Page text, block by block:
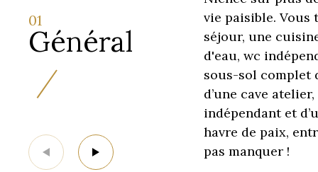
01
Général
vie paisible. Vous
séjour, une
d'eau, wc
sous-sol complet
d’une cave atelier,
indépendant et
havre de paix,
pas manquer !